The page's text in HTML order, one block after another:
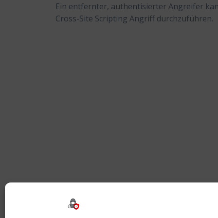
Ein entfernter, authentisierter Angreifer
Cross-Site Scripting Angriff durchzuführen.